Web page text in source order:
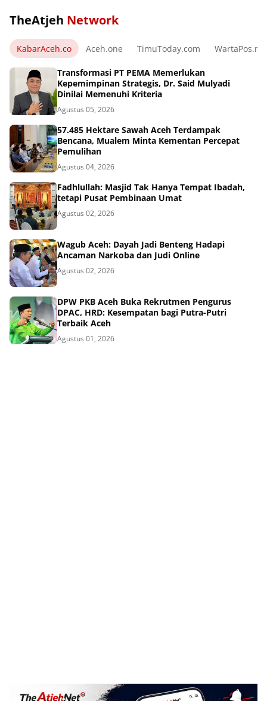
TheAtjeh Network
KabarAceh.co Aceh.one TimuToday.com WartaPos.net
Transformasi PT PEMA Memerlukan
Kepemimpinan Strategis, Dr. Said Mulyadi
Dinilai Memenuhi Kriteria
Agustus 05, 2026
57.485 Hektare Sawah Aceh Terdampak
Bencana, Mualem Minta Kementan Percepat
Pemulihan
Agustus 04, 2026
Fadhlullah: Masjid Tak Hanya Tempat Ibadah,
tetapi Pusat Pembinaan Umat
Agustus 02, 2026
Wagub Aceh: Dayah Jadi Benteng Hadapi
Ancaman Narkoba dan Judi Online
Agustus 02, 2026
DPW PKB Aceh Buka Rekrutmen Pengurus
DPAC, HRD: Kesempatan bagi Putra-Putri
Terbaik Aceh
Agustus 01, 2026